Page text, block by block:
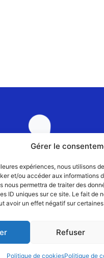
Gérer le
expériences, nous utilisons
et/ou accéder aux informations
nous permettra de traiter des
ID uniques sur ce site. Le fait de
avoir un effet négatif sur
Refuser
Politique de cookiesPolitique de